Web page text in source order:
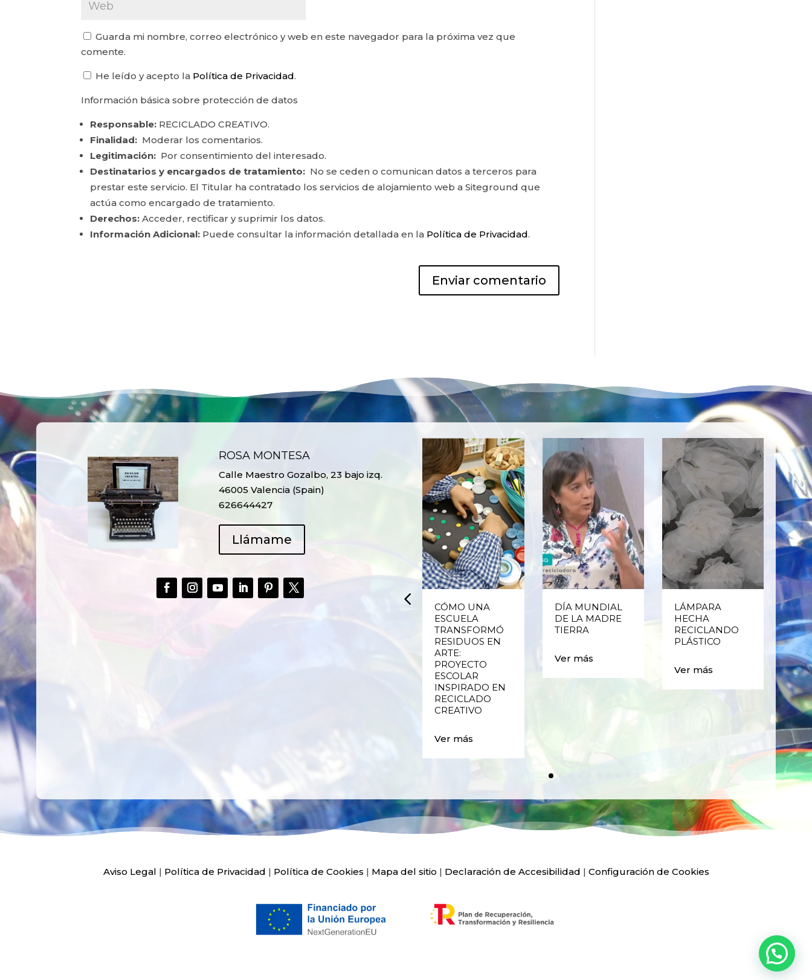
Guarda mi nombre, correo electrónico y web en este navegador para la próxima vez que
comente.
He leído y acepto la Política de Privacidad.
Información básica sobre protección de datos
Responsable: RECICLADO CREATIVO.
Finalidad: Moderar los comentarios.
Legitimación: Por consentimiento del interesado.
Destinatarios y encargados de tratamiento: No se ceden o comunican datos a terceros para
prestar este servicio. El Titular ha contratado los servicios de alojamiento web a Siteground que
actúa como encargado de tratamiento.
Derechos: Acceder, rectificar y suprimir los datos.
Información Adicional: Puede consultar la información detallada en la Política de Privacidad.
ROSA MONTESA
Calle Maestro Gozalbo, 23 bajo izq.
46005 Valencia (Spain)
626644427
Llámame
RECICLADO EN
CÓMO UNA
ESCUELA
TRANSFORMÓ
RESIDUOS EN
ARTE:
PROYECTO
ESCOLAR
INSPIRADO EN
RECICLADO
CREATIVO
Ver más
DÍA MUNDIAL
DE LA MADRE
TIERRA
Ver más
LÁMPARA
HECHA
RECICLANDO
PLÁSTICO
Ver más
Aviso Legal | Política de Privacidad | Política de Cookies | Mapa del sitio | Declaración de Accesibilidad | Configuración de Cookies